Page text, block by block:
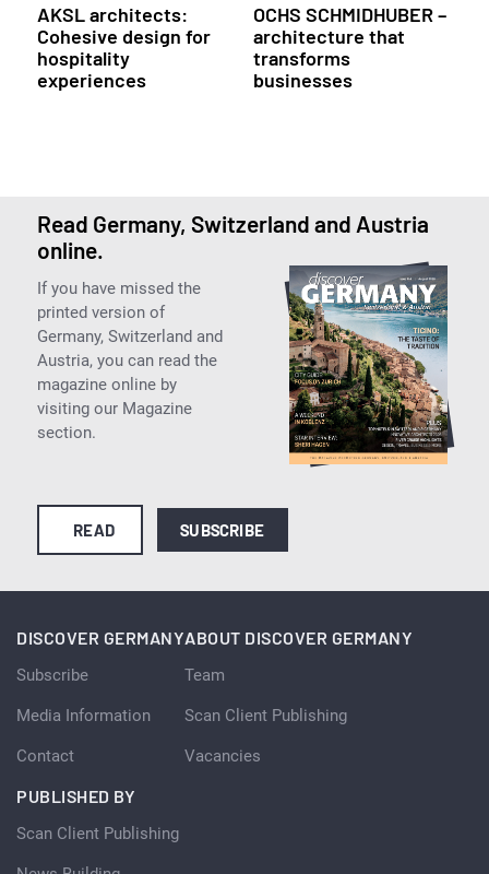
AKSL architects:
Cohesive design for
hospitality
experiences
OCHS SCHMIDHUBER –
architecture that
transforms
businesses
Read Germany, Switzerland and Austria
online.
If you have missed the
printed version of
Germany, Switzerland and
Austria, you can read the
magazine online by
visiting our Magazine
section.
READ SUBSCRIBE
DISCOVER GERMANY
Subscribe
Media Information
Contact
ABOUT DISCOVER GERMANY
Team
Scan Client Publishing
Vacancies
PUBLISHED BY
Scan Client Publishing